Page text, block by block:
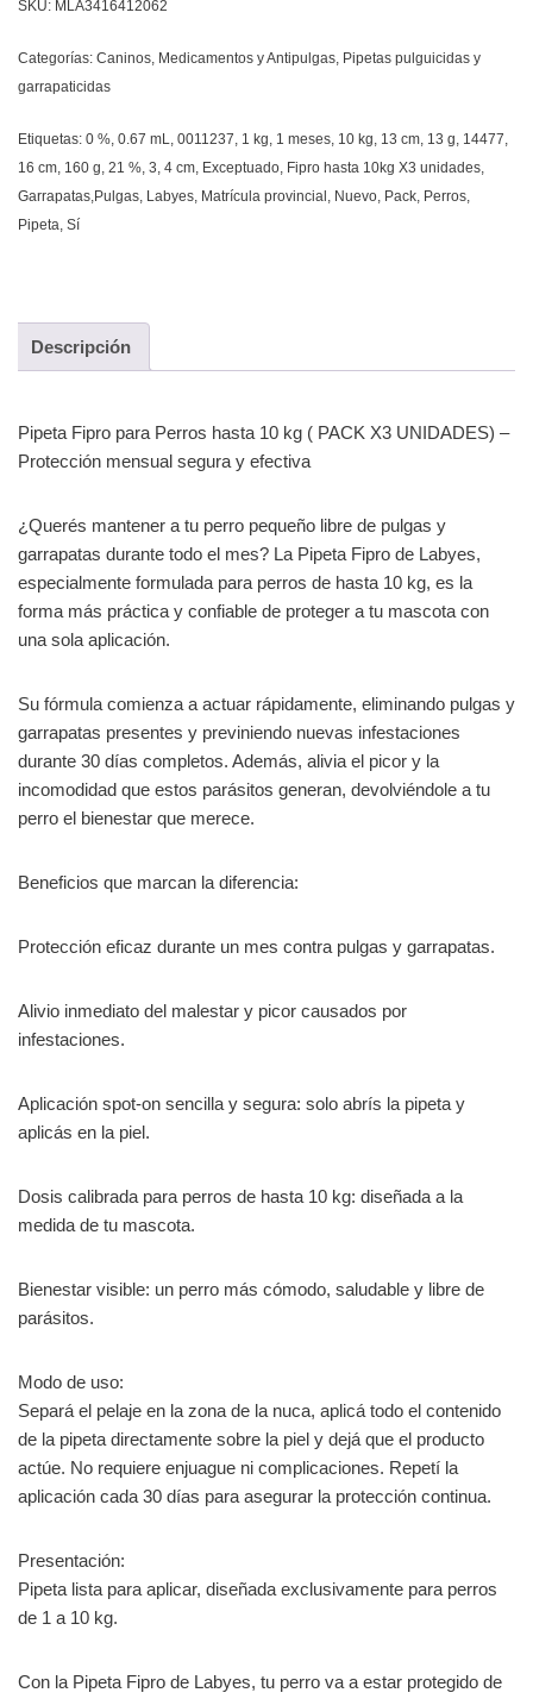
SKU: MLA3416412062
Categorías: Caninos, Medicamentos y Antipulgas, Pipetas pulguicidas y
garrapaticidas
Etiquetas: 0 %, 0.67 mL, 0011237, 1 kg, 1 meses, 10 kg, 13 cm, 13 g, 14477,
16 cm, 160 g, 21 %, 3, 4 cm, Exceptuado, Fipro hasta 10kg X3 unidades,
Garrapatas,Pulgas, Labyes, Matrícula provincial , Nuevo, Pack, Perros,
Pipeta, Sí
Descripción
Pipeta Fipro para Perros hasta 10 kg ( PACK X3 UNIDADES) –
Protección mensual segura y efectiva
¿Querés mantener a tu perro pequeño libre de pulgas y
garrapatas durante todo el mes? La Pipeta Fipro de Labyes,
especialmente formulada para perros de hasta 10 kg, es la
forma más práctica y confiable de proteger a tu mascota con
una sola aplicación.
Su fórmula comienza a actuar rápidamente, eliminando pulgas y
garrapatas presentes y previniendo nuevas infestaciones
durante 30 días completos. Además, alivia el picor y la
incomodidad que estos parásitos generan, devolviéndole a tu
perro el bienestar que merece.
Beneficios que marcan la diferencia:
Protección eficaz durante un mes contra pulgas y garrapatas.
Alivio inmediato del malestar y picor causados por
infestaciones.
Aplicación spot-on sencilla y segura: solo abrís la pipeta y
aplicás en la piel.
Dosis calibrada para perros de hasta 10 kg: diseñada a la
medida de tu mascota.
Bienestar visible: un perro más cómodo, saludable y libre de
parásitos.
Modo de uso:
Separá el pelaje en la zona de la nuca, aplicá todo el contenido
de la pipeta directamente sobre la piel y dejá que el producto
actúe. No requiere enjuague ni complicaciones. Repetí la
aplicación cada 30 días para asegurar la protección continua.
Presentación:
Pipeta lista para aplicar, diseñada exclusivamente para perros
de 1 a 10 kg.
Con la Pipeta Fipro de Labyes, tu perro va a estar protegido de